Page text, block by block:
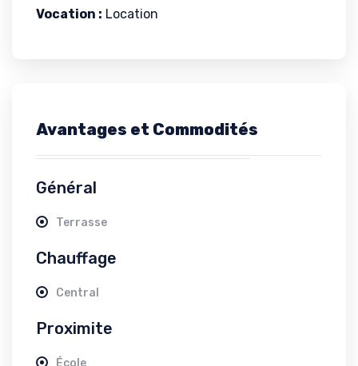
Vocation : Location
Avantages et Commodités
Général
Terrasse
Chauffage
Central
Proximite
École